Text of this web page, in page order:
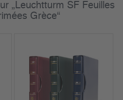
„Leuchtturm SF Feuilles
Grèce“